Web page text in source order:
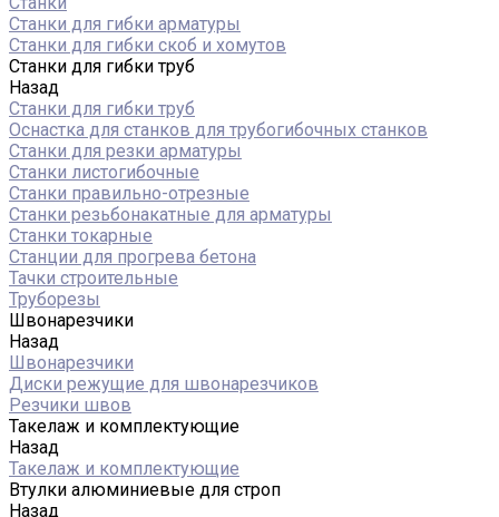
Станки для гибки арматуры
Станки для гибки скоб и хомутов
Станки для гибки труб
Назад
Станки для гибки труб
Оснастка для станков для трубогибочных станков
Станки для резки арматуры
Станки листогибочные
Станки правильно-отрезные
Станки резьбонакатные для арматуры
Станки токарные
Станции для прогрева бетона
Тачки строительные
Труборезы
Швонарезчики
Назад
Швонарезчики
Диски режущие для швонарезчиков
Резчики швов
Такелаж и комплектующие
Назад
Такелаж и комплектующие
Втулки алюминиевые для строп
Назад